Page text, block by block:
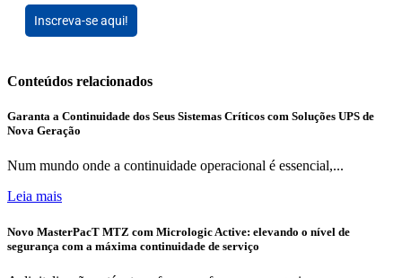
Inscreva-se aqui!
Conteúdos relacionados
Garanta a Continuidade dos Seus Sistemas Críticos com Soluções UPS de
Nova Geração
Num mundo onde a continuidade operacional é essencial,...
Leia mais
Novo MasterPacT MTZ com Micrologic Active: elevando o nível de
segurança com a máxima continuidade de serviço